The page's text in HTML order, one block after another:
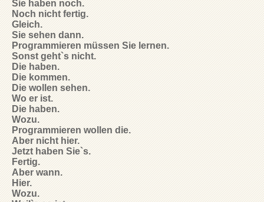
Sie haben noch.
Noch nicht fertig.
Gleich.
Sie sehen dann.
Programmieren müssen Sie lernen.
Sonst geht`s nicht.
Die haben.
Die kommen.
Die wollen sehen.
Wo er ist.
Die haben.
Wozu.
Programmieren wollen die.
Aber nicht hier.
Jetzt haben Sie`s.
Fertig.
Aber wann.
Hier.
Wozu.